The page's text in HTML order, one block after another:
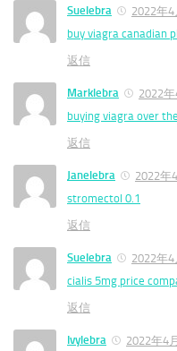
Suelebra
2022年4
buy viagra canadian
返信
Marklebra
2022
buying viagra over
返信
Janelebra
2022年
stromectol 0.1
返信
Suelebra
2022年4
cialis 5mg price
返信
Ivylebra
2022年4